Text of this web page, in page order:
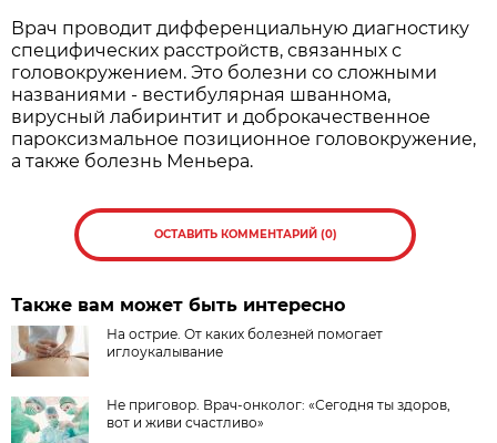
Врач проводит дифференциальную диагностику
специфических расстройств, связанных с
головокружением. Это болезни со сложными
названиями - вестибулярная шваннома,
вирусный лабиринтит и доброкачественное
пароксизмальное позиционное головокружение,
а также болезнь Меньера.
ОСТАВИТЬ КОММЕНТАРИЙ (0)
Также вам может быть интересно
На острие. От каких болезней помогает
иглоукалывание
Не приговор. Врач-онколог: «Сегодня ты здоров,
вот и живи счастливо»